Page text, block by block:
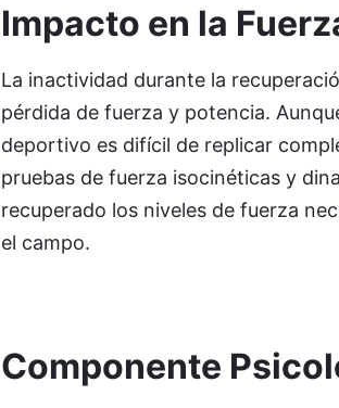
Impacto en la
La inactividad durante la
pérdida de fuerza y potencia.
deportivo es difícil de replicar
pruebas de fuerza isocinéticas y
recuperado los niveles de fuerza
el campo.
Componente